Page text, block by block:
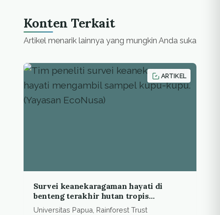
Konten Terkait
Artikel menarik lainnya yang mungkin Anda suka
ARTIKEL
Survei keanekaragaman hayati di
benteng terakhir hutan tropis
Indonesia
Universitas Papua, Rainforest Trust